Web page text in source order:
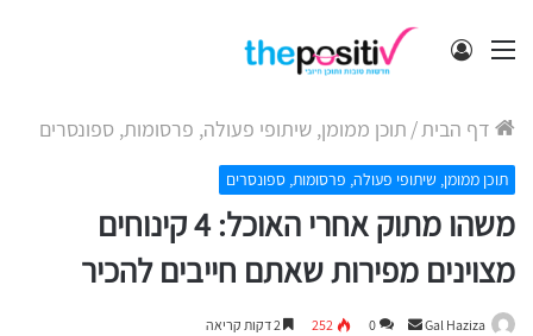
תפריט התחבר
דף הבית/ תוכן ממומן, שיתופי פעולה, פרסומות, ספונסרים
תוכן ממומן, שיתופי פעולה, פרסומות, ספונסרים
משהו מתוק אחרי האוכל: 4 קינוחים
מצוינים מפירות שאתם חייבים להכיר
Gal Haziza
Send
0
252